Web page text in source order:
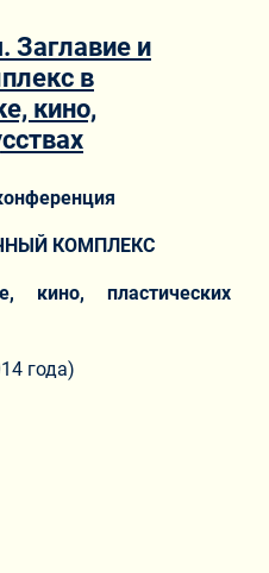
Заглавие и
в
кино,
КОМПЛЕКС
кино, пластических
года)